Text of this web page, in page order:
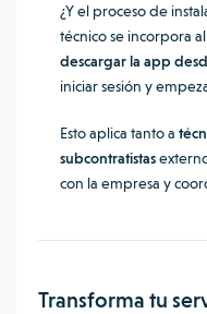
¿Y el proceso de
técnico se incorpora
descargar la app
iniciar sesión y
Esto aplica tanto a
subcontratistas
con la empresa y
Transforma tu